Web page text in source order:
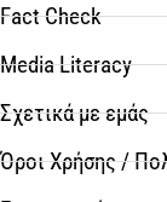
Fact Check
Media Literacy
Σχετικά με εμάς
Όροι Χρήσης /